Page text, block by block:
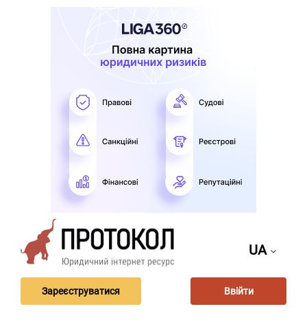
UA
Зареєструватися Ввійти